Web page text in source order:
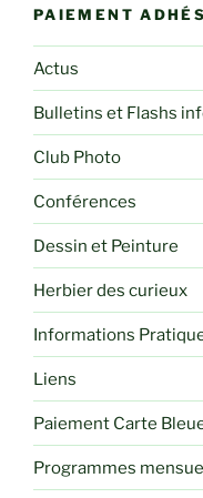
PAIEMENT
Actus
Bulletins et Flashs
Club Photo
Conférences
Dessin et Peinture
Herbier des curieux
Informations
Liens
Paiement Carte
Programmes